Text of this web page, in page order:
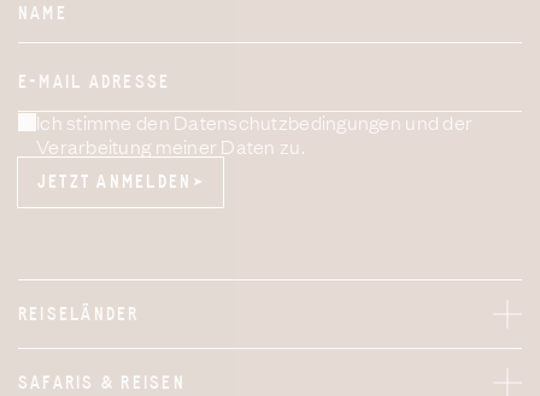
NAME
E-MAIL ADRESSE
Ich stimme den Datenschutzbedingungen und der
Verarbeitung meiner Daten zu.
JETZT ANMELDEN
JETZT ANMELDEN
REISELÄNDER
SAFARIS & REISEN